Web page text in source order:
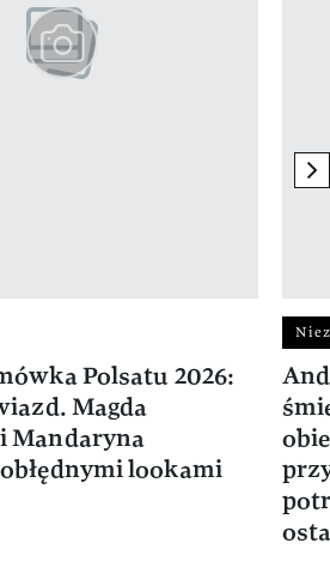
Polsatu 2026:
Magda
Mandaryna
lookami